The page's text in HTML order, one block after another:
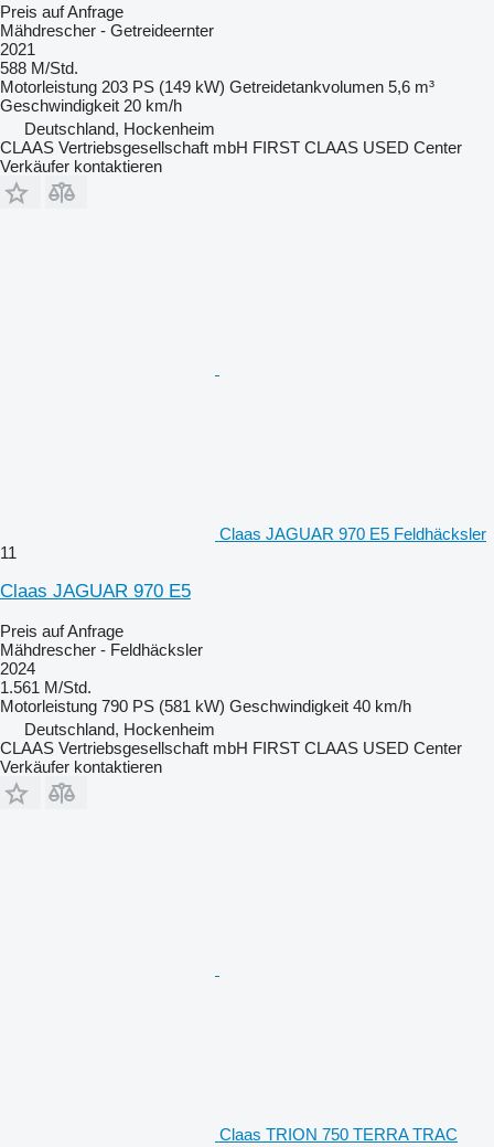
Preis auf Anfrage
Mähdrescher - Getreideernter
2021
588 M/Std.
Motorleistung 203 PS (149 kW) Getreidetankvolumen 5,6 m³
Geschwindigkeit 20 km/h
Deutschland, Hockenheim
CLAAS Vertriebsgesellschaft mbH FIRST CLAAS USED Center
Verkäufer kontaktieren
Claas JAGUAR 970 E5 Feldhäcksler
11
Claas JAGUAR 970 E5
Preis auf Anfrage
Mähdrescher - Feldhäcksler
2024
1.561 M/Std.
Motorleistung 790 PS (581 kW) Geschwindigkeit 40 km/h
Deutschland, Hockenheim
CLAAS Vertriebsgesellschaft mbH FIRST CLAAS USED Center
Verkäufer kontaktieren
Claas TRION 750 TERRA TRAC